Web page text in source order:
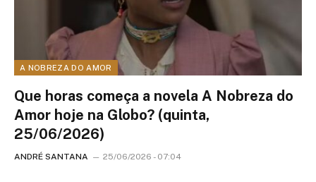
A NOBREZA DO AMOR
Que horas começa a novela A Nobreza do
Amor hoje na Globo? (quinta,
25/06/2026)
ANDRÉ SANTANA 25/06/2026 - 07:04